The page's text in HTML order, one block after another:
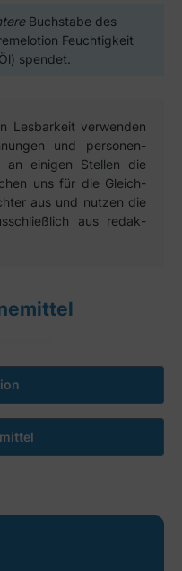
Buchstabe des
Feuchtigkeit
spendet.
Lesbar­keit verwen­den
und personen­
an einigen Stellen die
uns für die Gleich­
aus und nutzen die
aus redak­